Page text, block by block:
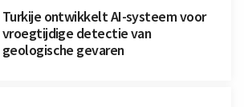
Turkije ontwikkelt AI-systeem voor
vroegtijdige detectie van
geologische gevaren